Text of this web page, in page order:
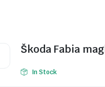
Škoda Fabia
In Stock